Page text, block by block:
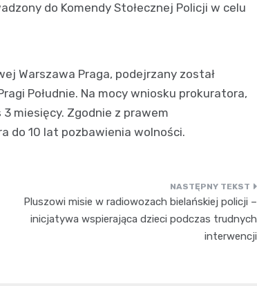
do Komendy Stołecznej Policji w celu
Warszawa Praga, podejrzany został
Południe. Na mocy wniosku prokuratora,
miesięcy. Zgodnie z prawem
do 10 lat pozbawienia wolności.
Pluszowi misie w radiowozach bielańskiej policji –
inicjatywa wspierająca dzieci podczas trudnych
interwencji